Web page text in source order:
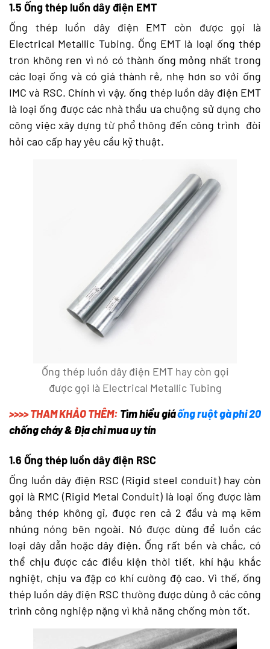
1.5 Ống thép luồn dây điện EMT
Ống thép luồn dây điện EMT còn được gọi là
Electrical Metallic Tubing. Ống EMT là loại ống thép
trơn không ren vì nó có thành ống mỏng nhất trong
các loại ống và có giá thành rẻ, nhẹ hơn so với ống
IMC và RSC. Chính vì vậy, ống thép luồn dây điện EMT
là loại ống được các nhà thầu ưa chuộng sử dụng cho
công việc xây dựng từ phổ thông đến công trình đòi
hỏi cao cấp hay yêu cầu kỹ thuật.
Ống thép luồn dây điện EMT hay còn gọi
được gọi là Electrical Metallic Tubing
>>>> THAM KHẢO THÊM: Tìm hiểu giáống ruột gà phi 20
chống cháy & Địa chỉ mua uy tín
1.6 Ống thép luồn dây điện RSC
Ống luồn dây điện RSC (Rigid steel conduit) hay còn
gọi là RMC (Rigid Metal Conduit) là loại ống được làm
bằng thép không gỉ, được ren cả 2 đầu và mạ kẽm
nhúng nóng bên ngoài. Nó được dùng để luồn các
loại dây dẫn hoặc dây điện. Ống rất bền và chắc, có
thể chịu được các điều kiện thời tiết, khí hậu khắc
nghiệt, chịu va đập cơ khí cường độ cao. Vì thế, ống
thép luồn dây điện RSC thường được dùng ở các công
trình công nghiệp nặng vì khả năng chống mòn tốt.